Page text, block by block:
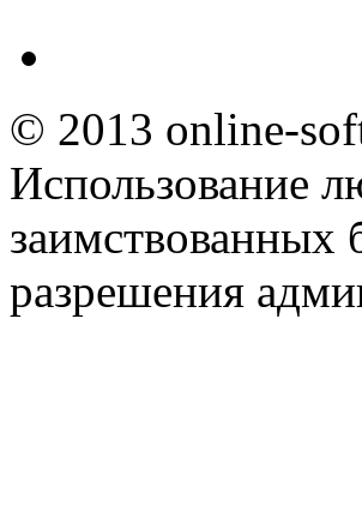
© 2013 online-
Использование
заимствованных
разрешения